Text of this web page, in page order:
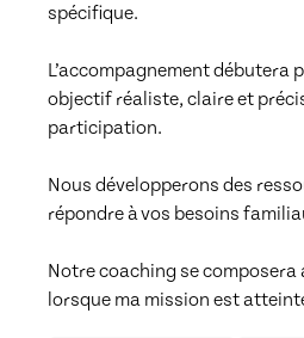
spécifique.
L’accompagnement débutera
objectif réaliste, claire et
participation.
Nous développerons des
répondre à vos besoins
Notre coaching se composera
lorsque ma mission est